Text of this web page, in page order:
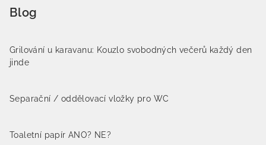
Blog
Grilování u karavanu: Kouzlo svobodných večerů každý den
jinde
Separační / oddělovací vložky pro WC
Toaletní papír ANO? NE?